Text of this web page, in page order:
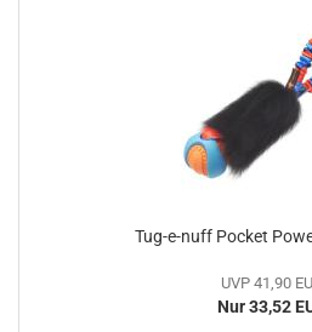
Tug-e-nuff Pocket
UVP 41,90
Nur 33,52